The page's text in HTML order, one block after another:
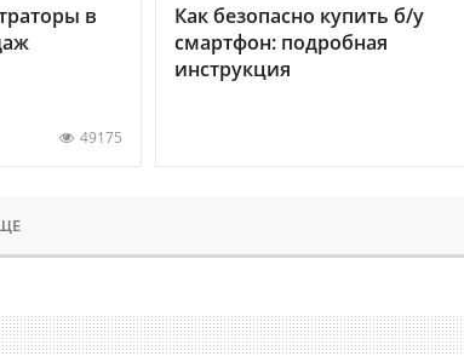
в
49175
Как безопасно купить б/у
смартфон: подробная
инструкция